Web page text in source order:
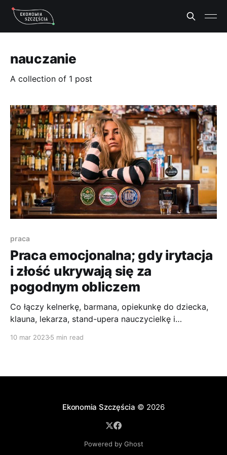
nauczanie
A collection of 1 post
praca
Praca emocjonalna; gdy irytacja
i złość ukrywają się za
pogodnym obliczem
Co łączy kelnerkę, barmana, opiekunkę do dziecka,
klauna, lekarza, stand-upera nauczycielkę i
10 mar 20235 min read
Ekonomia Szczęścia © 2026
Powered by Ghost